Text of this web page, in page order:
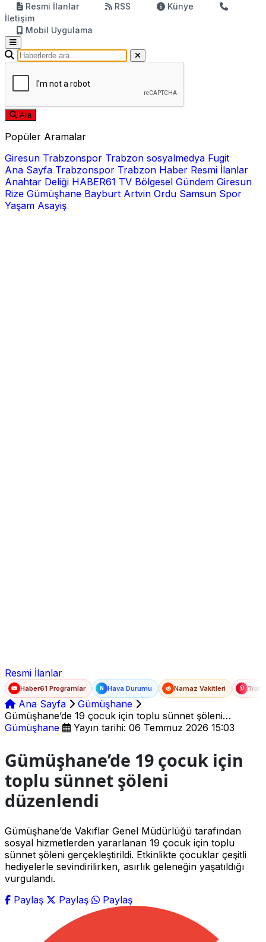
Resmi İlanlar
RSS
Künye
İletişim
Mobil Uygulama
Ara
Popüler Aramalar
Giresun Trabzonspor Trabzon sosyalmedya Fugit
Ana Sayfa Trabzonspor Trabzon Haber Resmi İlanlar
Anahtar Deliği HABER61 TV Bölgesel Gündem Giresun
Rize Gümüşhane Bayburt Artvin Ordu Samsun Spor
Yaşam Asayiş
Resmi İlanlar
Haber61 Programlar N Hava Durumu Namaz Vakitleri
Ana Sayfa
Gümüşhane
Gümüşhane’de 19 çocuk için toplu sünnet şöleni
düzenlendi
Gümüşhane Yayın tarihi: 06 Temmuz 2026 15:03
Gümüşhane’de 19 çocuk için
toplu sünnet şöleni
düzenlendi
Gümüşhane’de Vakıflar Genel Müdürlüğü tarafından
sosyal hizmetlerden yararlanan 19 çocuk için toplu
sünnet şöleni gerçekleştirildi. Etkinlikte çocuklar çeşitli
hediyelerle sevindirilirken, asırlık geleneğin yaşatıldığı
vurgulandı.
Paylaş
Paylaş Paylaş